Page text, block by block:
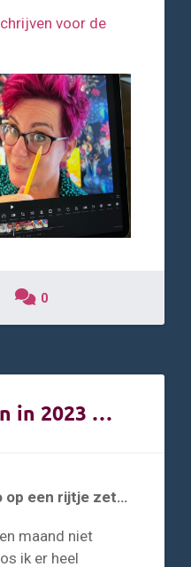
voor de
0
in 2023 …
op een rijtje zet…
maand niet
ik er heel